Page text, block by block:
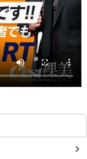
寮・社宅あり
研修あり
経験者歓迎
シニア歓迎
掛け持ち可